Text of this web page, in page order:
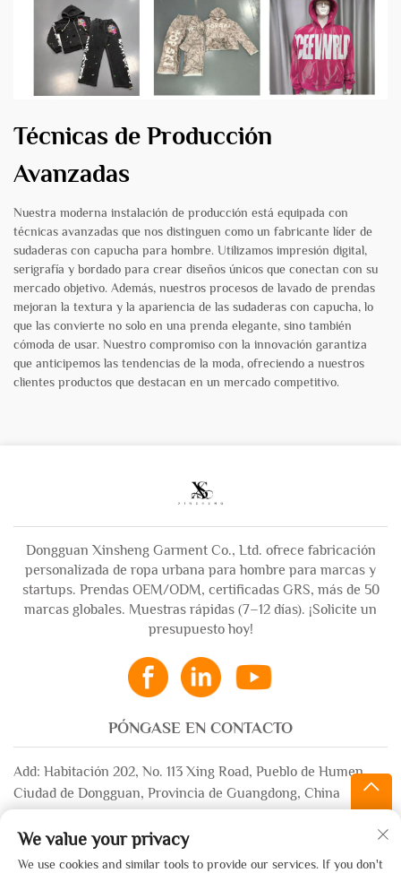
Técnicas de Producción
Avanzadas
Nuestra moderna instalación de producción está equipada con
técnicas avanzadas que nos distinguen como un fabricante líder de
sudaderas con capucha para hombre. Utilizamos impresión digital,
serigrafía y bordado para crear diseños únicos que conectan con su
mercado objetivo. Además, nuestros procesos de lavado de prendas
mejoran la textura y la apariencia de las sudaderas con capucha, lo
que las convierte no solo en una prenda elegante, sino también
cómoda de usar. Nuestro compromiso con la innovación garantiza
que anticipemos las tendencias de la moda, ofreciendo a nuestros
clientes productos que destacan en un mercado competitivo.
Dongguan Xinsheng Garment Co., Ltd. ofrece fabricación
personalizada de ropa urbana para hombre para marcas y
startups. Prendas OEM/ODM, certificadas GRS, más de 50
marcas globales. Muestras rápidas (7–12 días). ¡Solicite un
presupuesto hoy!
PÓNGASE EN CONTACTO
Add: Habitación 202, No. 113 Xing Road, Pueblo de Humen,
Ciudad de Dongguan, Provincia de Guangdong, China
+86-13532483058
We value your privacy
We use cookies and similar tools to provide our services. If you don't